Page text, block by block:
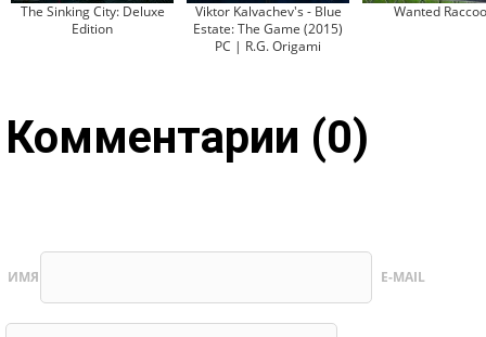
The Sinking City: Deluxe
Edition
Viktor Kalvachev's - Blue
Estate: The Game (2015)
PC | R.G. Origami
Wanted
Комментарии (0)
ИМЯ E-MAIL